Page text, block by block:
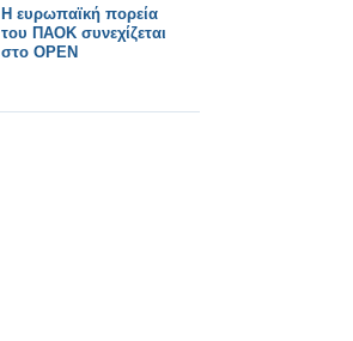
Η ευρωπαϊκή πορεία
του ΠΑΟΚ συνεχίζεται
στο OPEN